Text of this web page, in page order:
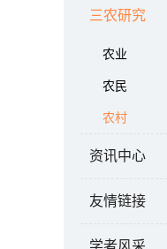
三农研究
农业
农民
农村
资讯中心
友情链接
学者风采